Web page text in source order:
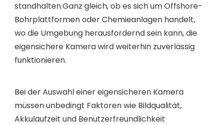
standhalten.Ganz gleich, ob es sich um Offshore-
Bohrplattformen oder Chemieanlagen handelt,
wo die Umgebung herausfordernd sein kann, die
eigensichere Kamera wird weiterhin zuverlässig
funktionieren.
Bei der Auswahl einer eigensicheren Kamera
müssen unbedingt Faktoren wie Bildqualität,
Akkulaufzeit und Benutzerfreundlichkeit